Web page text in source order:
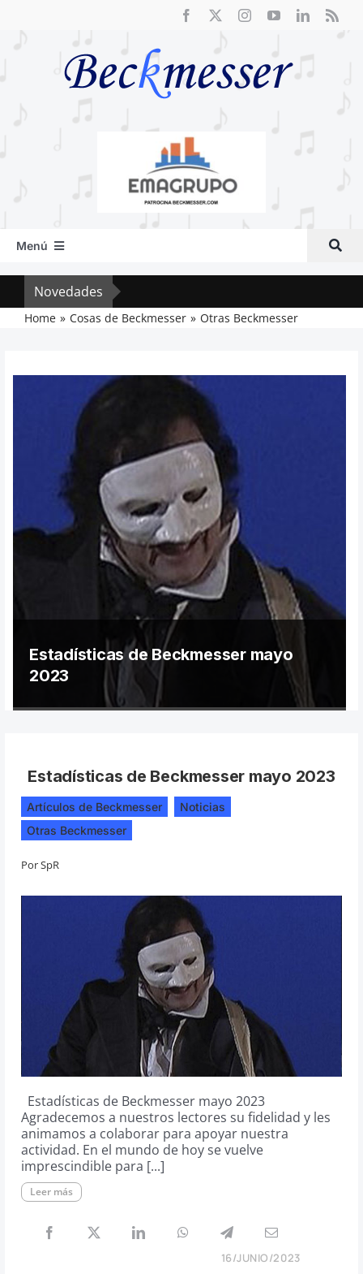
Menú
Inicio
Previos de ópera
Cosas de Beckmesser
Nosotros y privacidad
Novedades
Home Cosas de Beckmesser Otras Beckmesser
Estadísticas de Beckmesser mayo
2023
Estadísticas de Beckmesser mayo 2023
Artículos de Beckmesser Noticias
Otras Beckmesser
PorSpR
Estadísticas de Beckmesser mayo 2023
Agradecemos a nuestros lectores su fidelidad y les
animamos a colaborar para apoyar nuestra
actividad. En el mundo de hoy se vuelve
imprescindible para [...]
Leer más
16/JUNIO/2023